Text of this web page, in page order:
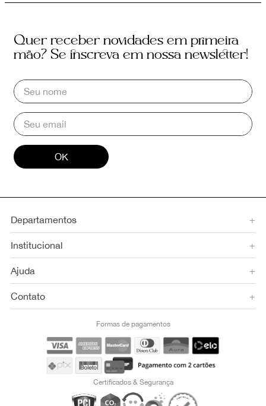
Quer receber novidades em primeira
mão? Se inscreva em nossa newsletter!
OK
Departamentos +
Institucional +
Ajuda +
Contato +
Formas de pagamentos
Certificados & Segurança